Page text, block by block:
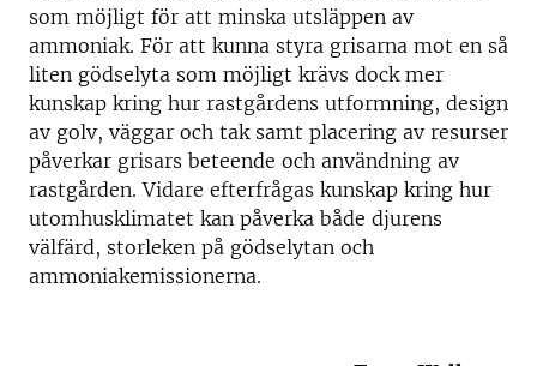
som möjligt för att minska utsläppen av
ammoniak. För att kunna styra grisarna mot en så
liten gödselyta som möjligt krävs dock mer
kunskap kring hur rastgårdens utformning, design
av golv, väggar och tak samt placering av resurser
påverkar grisars beteende och användning av
rastgården. Vidare efterfrågas kunskap kring hur
utomhusklimatet kan påverka både djurens
välfärd, storleken på gödselytan och
ammoniakemissionerna.